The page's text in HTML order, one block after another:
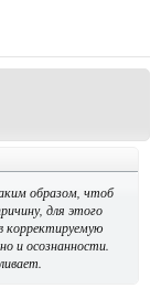
образом, чтоб
для этого
корректируемую
и осознанности.